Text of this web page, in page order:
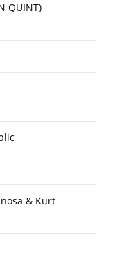
QUINT)
& Kurt